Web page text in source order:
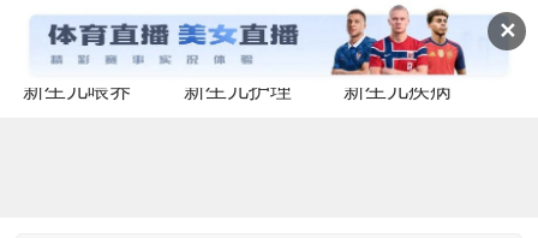
✕
新生儿喂养 新生儿护理 新生儿疾病